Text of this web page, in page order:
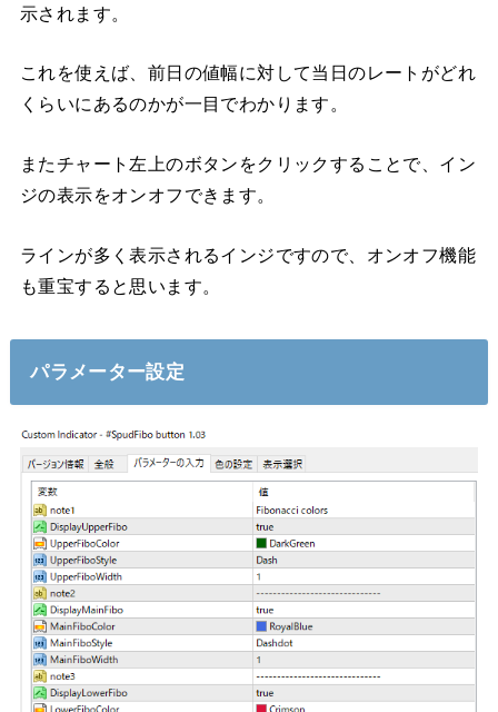
示されます。
これを使えば、前日の値幅に対して当日のレートがどれ
くらいにあるのかが一目でわかります。
またチャート左上のボタンをクリックすることで、イン
ジの表示をオンオフできます。
ラインが多く表示されるインジですので、オンオフ機能
も重宝すると思います。
パラメーター設定